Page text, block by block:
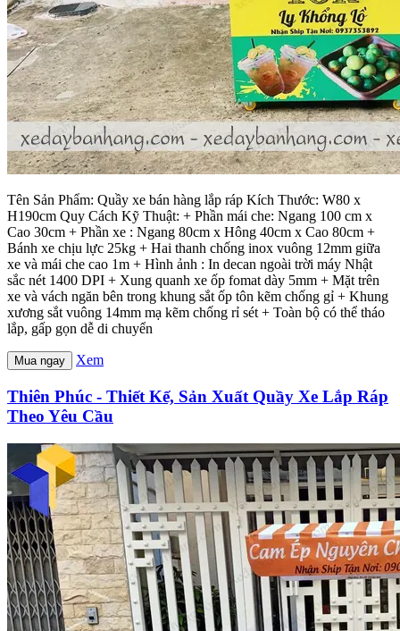
Tên Sản Phẩm: Quầy xe bán hàng lắp ráp Kích Thước: W80 x
H190cm Quy Cách Kỹ Thuật: + Phần mái che: Ngang 100 cm x
Cao 30cm + Phần xe : Ngang 80cm x Hông 40cm x Cao 80cm +
Bánh xe chịu lực 25kg + Hai thanh chống inox vuông 12mm giữa
xe và mái che cao 1m + Hình ảnh : In decan ngoài trời máy Nhật
sắc nét 1400 DPI + Xung quanh xe ốp fomat dày 5mm + Mặt trên
xe và vách ngăn bên trong khung sắt ốp tôn kẽm chống gỉ + Khung
xương sắt vuông 14mm mạ kẽm chống rỉ sét + Toàn bộ có thể tháo
lắp, gấp gọn dễ di chuyển
Mua ngay Xem
Thiên Phúc - Thiết Kế, Sản Xuất Quầy Xe Lắp Ráp
Theo Yêu Cầu